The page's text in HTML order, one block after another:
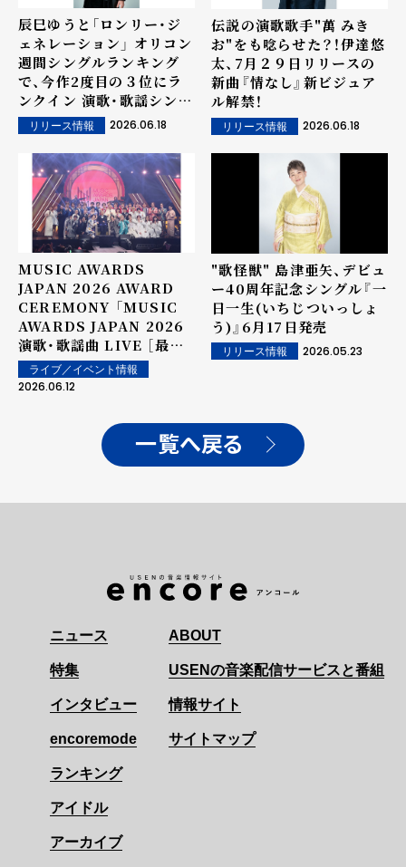
辰巳ゆうと「ロンリー・ジ
ェネレーション」 オリコン
週間シングルランキング
で、今作2度目の３位にラ
ンクイン 演歌・歌謡シング
ルランキングでは２度目の
１位獲得! Music Video
も、YouTubeにて200万
回視聴を突破！
リリース情報 2026.06.18
伝説の演歌歌手"萬 みき
お"をも唸らせた？！伊達悠
太、7月２９日リリースの
新曲『情なし』新ビジュア
ル解禁！
リリース情報 2026.06.18
MUSIC AWARDS
JAPAN 2026 AWARD
CEREMONY 「MUSIC
AWARDS JAPAN 2026
演歌・歌謡曲 LIVE ［最優
秀演歌・歌謡曲 楽曲賞 授
賞式］」、開催！ 最優秀演
SHOW-WA&MATSURI
の「僕らの口笛」！
ライブ／イベント情報
2026.06.12
"歌怪獣" 島津亜矢、デビュ
ー40周年記念シングル『一
日一生(いちじついっしょ
う)』6月17日発売
リリース情報 2026.05.23
一覧へ戻る
ニュース
特集
インタビュー
encoremode
ランキング
アイドル
アーカイブ
ABOUT
USENの音楽配信サービスと番組
情報サイト
サイトマップ